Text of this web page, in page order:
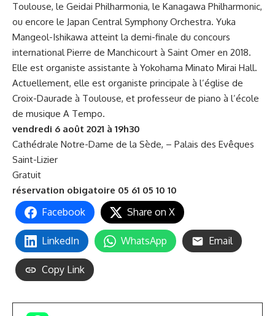
Toulouse, le Geidai Philharmonia, le Kanagawa Philharmonic,
ou encore le Japan Central Symphony Orchestra. Yuka
Mangeol-Ishikawa atteint la demi-finale du concours
international Pierre de Manchicourt à Saint Omer en 2018.
Elle est organiste assistante à Yokohama Minato Mirai Hall.
Actuellement, elle est organiste principale à l’église de
Croix-Daurade à Toulouse, et professeur de piano à l’école
de musique A Tempo.
vendredi 6 août 2021 à 19h30
Cathédrale Notre-Dame de la Sède, – Palais des Evêques
Saint-Lizier
Gratuit
réservation obigatoire 05 61 05 10 10
Facebook Share on X
LinkedIn WhatsApp Email
Copy Link